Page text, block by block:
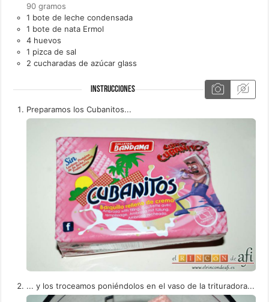
90 gramos
1 bote de leche condensada
1 bote de nata Ermol
4 huevos
1 pizca de sal
2 cucharadas de azúcar glass
INSTRUCCIONES
Preparamos los Cubanitos...
... y los troceamos poniéndolos en el vaso de la trituradora...